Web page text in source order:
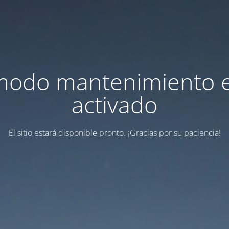
mantenimiento
activado
El sitio estará disponible pronto. ¡Gracias por su paciencia!